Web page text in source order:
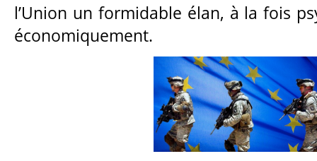
l’Union un formidable élan, à la fois
économiquement.